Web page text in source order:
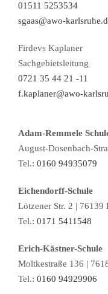
01511 5253534
sgaas@awo-
Firdevs Kaplaner
Sachgebietsleitung
0721 35 44 21 -11
f.kaplaner@awo-
Adam-Remmele
August-Dosenbach-
Tel.: 0160 94935079
Eichendorff-Schule
Lötzener Str. 2 | 76139
Tel.: 0171 5411548
Erich-Kästner-Schule
Moltkestraße 136 |
Tel.: 0160 94929906